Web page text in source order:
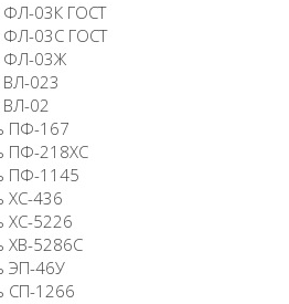
03К ГОСТ
ФЛ-03С ГОСТ
ФЛ-03Ж
023
02
ПФ-167
ПФ-218ХС
ПФ-1145
ХС-436
ХС-5226
ХВ-5286С
ЭП-46У
СП-1266